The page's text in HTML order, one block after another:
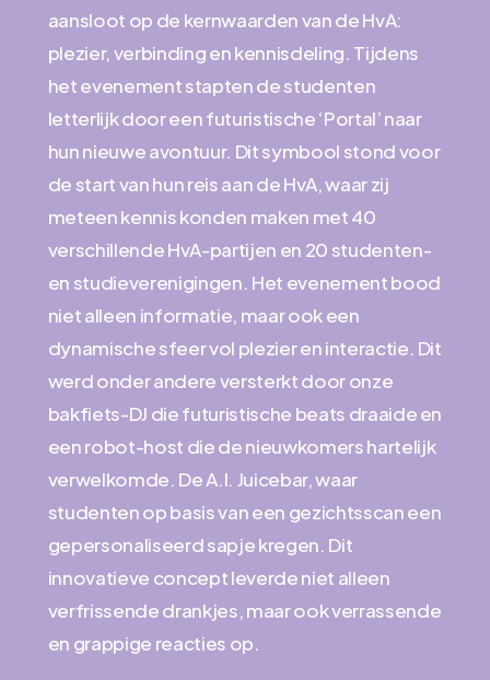
aansloot op de kernwaarden van de HvA:
plezier, verbinding en kennisdeling. Tijdens
het evenement stapten de studenten
letterlijk door een futuristische ‘Portal’ naar
hun nieuwe avontuur. Dit symbool stond voor
de start van hun reis aan de HvA, waar zij
meteen kennis konden maken met 40
verschillende HvA-partijen en 20 studenten-
en studieverenigingen. Het evenement bood
niet alleen informatie, maar ook een
dynamische sfeer vol plezier en interactie. Dit
werd onder andere versterkt door onze
bakfiets-DJ die futuristische beats draaide en
een robot-host die de nieuwkomers hartelijk
verwelkomde. De A.I. Juicebar, waar
studenten op basis van een gezichtsscan een
gepersonaliseerd sapje kregen. Dit
innovatieve concept leverde niet alleen
verfrissende drankjes, maar ook verrassende
en grappige reacties op.